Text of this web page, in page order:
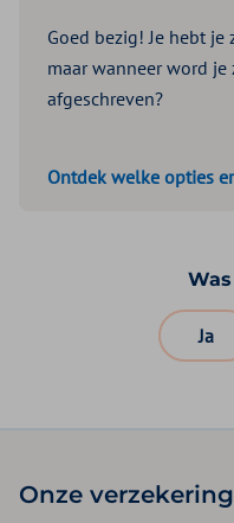
Goed bezig! Je hebt
maar wanneer word je
afgeschreven?
Ontdek welke opties
Ja
Onze